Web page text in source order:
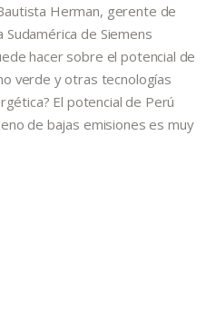
Herman, gerente de
de Siemens
hacer sobre el potencial de
verde y otras tecnologías
El potencial de Perú
de bajas emisiones es muy